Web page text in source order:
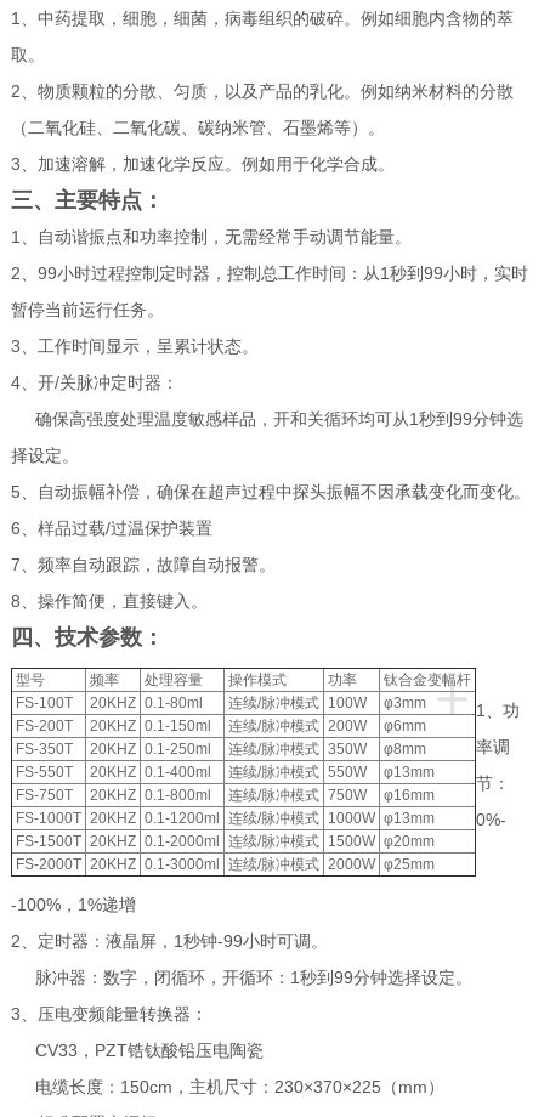
1、中药提取，细胞，细菌，病毒组织的破碎。例如细胞内含物的萃
取。
2、物质颗粒的分散、匀质，以及产品的乳化。例如纳米材料的分散
（二氧化硅、二氧化碳、碳纳米管、石墨烯等）。
3、加速溶解，加速化学反应。例如用于化学合成。
三、主要特点：
1、自动谐振点和功率控制，无需经常手动调节能量。
2、99小时过程控制定时器，控制总工作时间：从1秒到99小时，实时
暂停当前运行任务。
3、工作时间显示，呈累计状态。
4、开/关脉冲定时器：
确保高强度处理温度敏感样品，开和关循环均可从1秒到99分钟选
择设定。
5、自动振幅补偿，确保在超声过程中探头振幅不因承载变化而变化。
6、样品过载/过温保护装置
7、频率自动跟踪，故障自动报警。
8、操作简便，直接键入。
四、技术参数：
+
型号 频率 处理容量 操作模式 功率
钛合金变幅杆
FS-100T
20KHZ 0.1-80ml 连续/脉冲模式 100W
φ3mm
FS-200T
20KHZ 0.1-150ml 连续/脉冲模式 200W
φ6mm
FS-350T
20KHZ 0.1-250ml 连续/脉冲模式 350W
φ8mm
FS-550T
20KHZ 0.1-400ml 连续/脉冲模式 550W
φ13mm
FS-750T
20KHZ 0.1-800ml 连续/脉冲模式 750W
φ16mm
FS-1000T 20KHZ 0.1-1200ml 连续/脉冲模式 1000W φ13mm
FS-1500T 20KHZ 0.1-2000ml 连续/脉冲模式 1500W φ20mm
FS-2000T 20KHZ 0.1-3000ml 连续/脉冲模式 2000W φ25mm
1、功
率调
节：
0%-
-100%，1%递增
2、定时器：液晶屏，1秒钟-99小时可调。
脉冲器：数字，闭循环，开循环：1秒到99分钟选择设定。
3、压电变频能量转换器：
CV33，PZT锆钛酸铅压电陶瓷
电缆长度：150cm，主机尺寸：230×370×225（mm）